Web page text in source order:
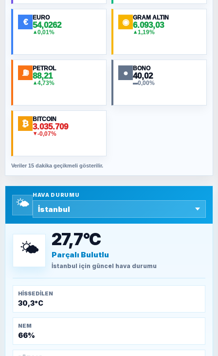
MURAT ÖZKAN
NURETTIN BÖLÜK
ORHAN KILIÇOĞLU
Fahişeye beyinli bir müstevli alçağına
SAVAŞ ŞAHİN
SEYFULLAH ÇİÇEK
TEOMAN ALPASLAN
Kütahya-Eskişehir Muharebeleri (10-24
€ EURO
54,0262
▲0,01%
◉ GRAM ALTIN
6.093,03
▲1,19%
⛽ PETROL
88,21
▲4,73%
● BONO
40,02
▬0,00%
₿ BITCOIN
3.035.709
▼-0,07%
Veriler 15 dakika geçikmeli gösterilir.
🌤️
HAVA DURUMU
🌤️ 27,7°C
Parçalı Bulutlu
İstanbul için güncel hava durumu
HISSEDILEN
30,3°C
NEM
66%